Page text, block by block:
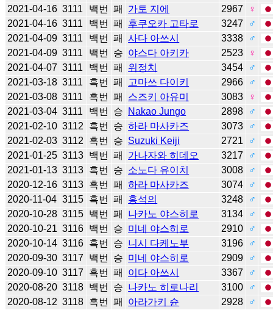
2021-04-16 3111 백번 패 가토 지에 2967
♀
2021-04-16 3111 백번 패 후쿠오카 고타로 3247
♂
2021-04-09 3111 백번 패 사다 아쓰시 3338
♂
2021-04-09 3111 백번 승 야스다 아키카 2523
♀
2021-04-07 3111 백번 패 위정치 3454
♂
2021-03-18 3111 흑번 패 고마쓰 다이키 2966
♂
2021-03-08 3111 흑번 패 스즈키 아유미 3083
♀
2021-03-04 3111 백번 승 Nakao Jungo 2898
♂
2021-02-10 3112 흑번 승 하라 마사카즈 3073
♂
2021-02-03 3112 흑번 승 Suzuki Keiji 2721
♂
2021-01-25 3113 백번 패 가나자와 히데오 3217
♂
2021-01-13 3113 흑번 승 소노다 유이치 3008
♂
2020-12-16 3113 흑번 패 하라 마사카즈 3074
♂
2020-11-04 3115 흑번 패 홍석의 3248
♂
2020-10-28 3115 백번 패 나카노 야스히로 3134
♂
2020-10-21 3116 백번 승 미네 야스히로 2910
♂
2020-10-14 3116 흑번 승 니시 다케노부 3196
♂
2020-09-30 3117 백번 승 미네 야스히로 2909
♂
2020-09-10 3117 흑번 패 이다 아쓰시 3367
♂
2020-08-20 3118 백번 승 나카노 히로나리 3100
♂
2020-08-12 3118 흑번 패 아라가키 슌 2928
♂